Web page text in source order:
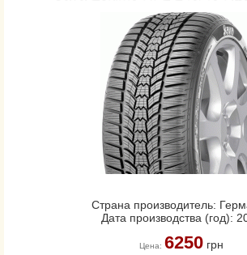
Страна производитель:
Дата производства (год):
Цена: 6250грн